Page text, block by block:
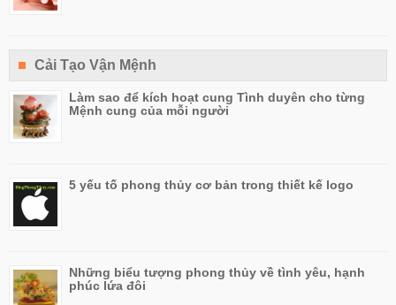
Cải Tạo Vận Mệnh
Làm sao để kích hoạt cung Tình duyên cho từng
Mệnh cung của mỗi người
5 yếu tố phong thủy cơ bản trong thiết kế logo
Những biểu tượng phong thủy về tình yêu, hạnh
phúc lứa đôi